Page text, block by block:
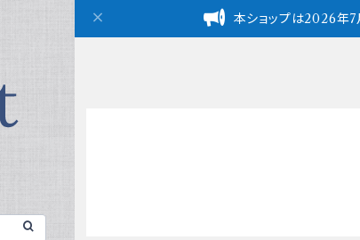
本ショップは2026年7